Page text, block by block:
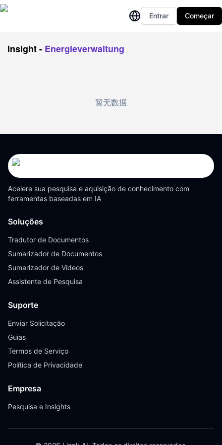
Entrar Começar
Insight- Energieverwaltung
暂无数据
Acelere sua pesquisa e aquisição de conhecimento com
ferramentas baseadas em IA
Soluções
Tradutor de Documentos
Sumarizador de Documentos
Sumarizador de Vídeos
Assistente de Pesquisa
Suporte
Enviar Solicitação
Guias
Termos de Serviço
Política de Privacidade
Empresa
Pesquisa e Insights